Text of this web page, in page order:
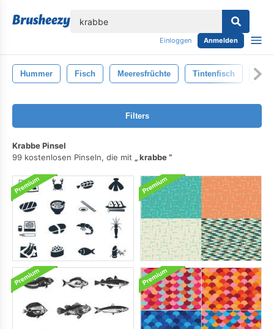
Einloggen Anmelden
Hummer Fisch Meeresfrüchte Tintenfisch
Filters
Krabbe Pinsel
99 kostenlosen Pinseln, die mit
krabbe